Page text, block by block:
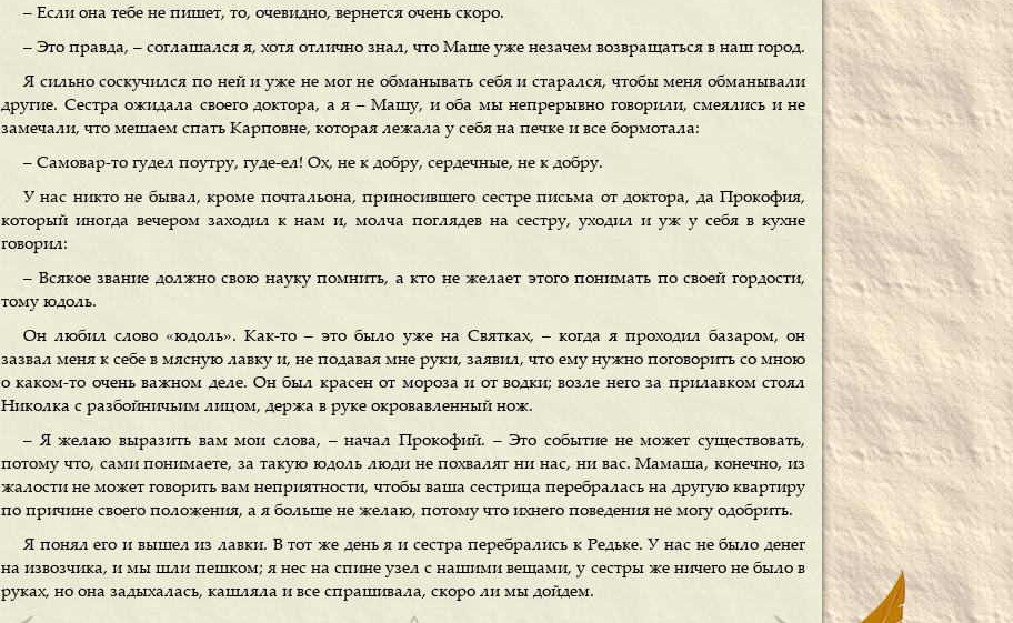
– Если она тебе не пишет, то, очевидно, вернется очень скоро.
– Это правда, – соглашался я, хотя отлично знал, что Маше уже незачем возвращаться в наш город.
Я сильно соскучился по ней и уже не мог не обманывать себя и старался, чтобы меня обманывали
другие. Сестра ожидала своего доктора, а я – Машу, и оба мы непрерывно говорили, смеялись и не
замечали, что мешаем спать Карповне, которая лежала у себя на печке и все бормотала:
– Самовар-то гудел поутру, гуде-ел! Ох, не к добру, сердечные, не к добру.
У нас никто не бывал, кроме почтальона, приносившего сестре письма от доктора, да Прокофия,
который иногда вечером заходил к нам и, молча поглядев на сестру, уходил и уж у себя в кухне
говорил:
– Всякое звание должно свою науку помнить, а кто не желает этого понимать по своей гордости,
тому юдоль.
Он любил слово «юдоль». Как-то – это было уже на Святках, – когда я проходил базаром, он
зазвал меня к себе в мясную лавку и, не подавая мне руки, заявил, что ему нужно поговорить со мною
о каком-то очень важном деле. Он был красен от мороза и от водки; возле него за прилавком стоял
Николка с разбойничьим лицом, держа в руке окровавленный нож.
– Я желаю выразить вам мои слова, – начал Прокофий. – Это событие не может существовать,
потому что, сами понимаете, за такую юдоль люди не похвалят ни нас, ни вас. Мамаша, конечно, из
жалости не может говорить вам неприятности, чтобы ваша сестрица перебралась на другую квартиру
по причине своего положения, а я больше не желаю, потому что ихнего поведения не могу одобрить.
Я понял его и вышел из лавки. В тот же день я и сестра перебрались к Редьке. У нас не было денег
на извозчика, и мы шли пешком; я нес на спине узел с нашими вещами, у сестры же ничего не было в
руках, но она задыхалась, кашляла и все спрашивала, скоро ли мы дойдем.